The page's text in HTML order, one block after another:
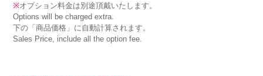
※オプション料金は別途頂戴いたします。
Options will be charged extra.
下の「商品価格」に自動計算されます。
Sales Price, include all the option fee.